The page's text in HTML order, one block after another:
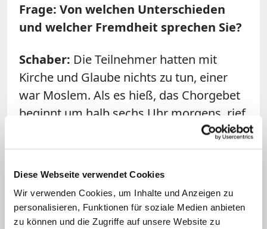
Diese Webseite verwendet Cookies
Wir verwenden Cookies, um Inhalte und Anzeigen zu
personalisieren, Funktionen für soziale Medien anbieten
zu können und die Zugriffe auf unsere Website zu
Frage: Von welchen Unterschieden
und welcher Fremdheit sprechen Sie?
Schaber: Die Teilnehmer hatten mit
Kirche und Glaube nichts zu tun, einer
war Moslem. Als es hieß, das Chorgebet
beginnt um halb sechs Uhr morgens, rief
jemand: "Was? Um die Zeit geh ich sonst
erfuhren wir: Die Fernsehleute haben den
Mann extra dazu gedrängt, so schrill